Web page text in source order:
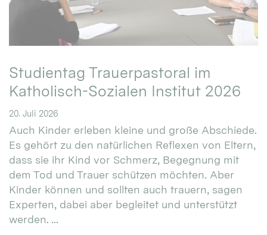
Studientag Trauerpastoral im
Katholisch-Sozialen Institut 2026
20. Juli 2026
Auch Kinder erleben kleine und große Abschiede.
Es gehört zu den natürlichen Reflexen von Eltern,
dass sie ihr Kind vor Schmerz, Begegnung mit
dem Tod und Trauer schützen möchten. Aber
Kinder können und sollten auch trauern, sagen
Experten, dabei aber begleitet und unterstützt
werden. ...